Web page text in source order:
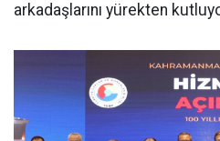
arkadaşlarını yürekten